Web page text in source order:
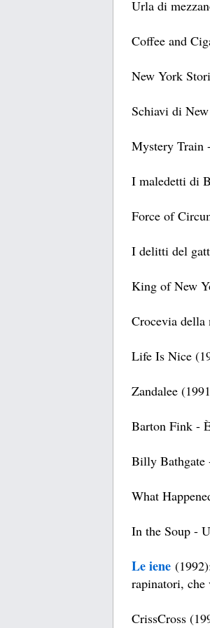
Urla di
Coffee and
New York
Schiavi di
Mystery Train
I maledetti di
Force of
I delitti del
King of New
Crocevia della
Life Is Nice
Zandalee
Barton Fink -
Billy Bathgate
What
In the Soup -
Le iene
rapinatori, che
CrissCross